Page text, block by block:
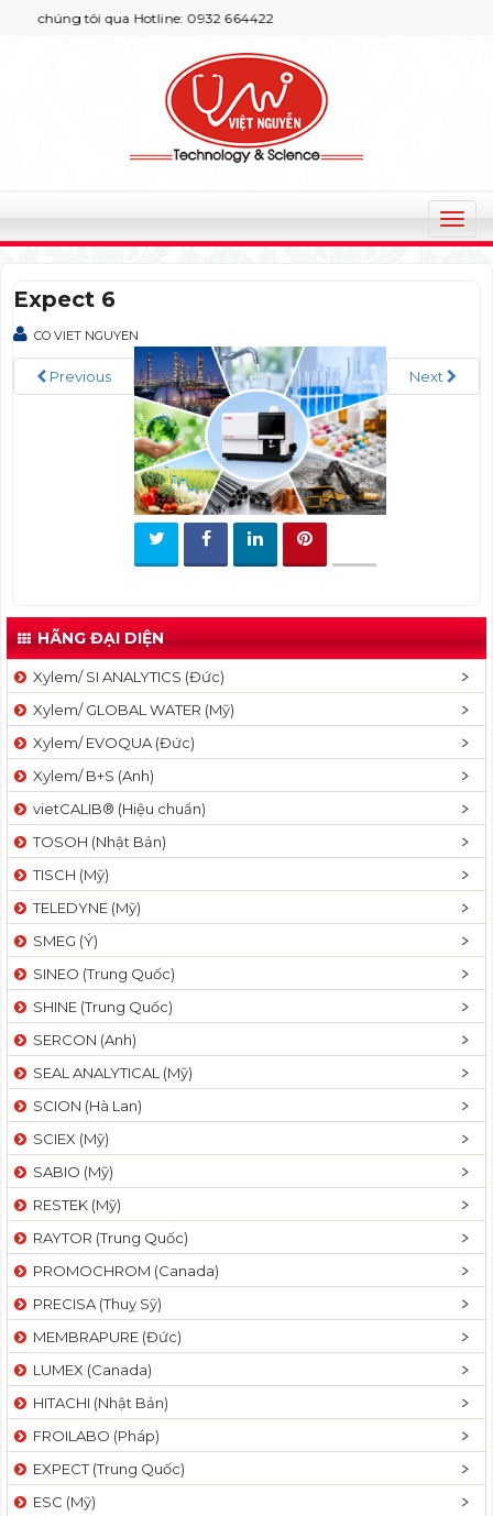
chúng tôi qua Hotline: 0932 664422
T
o
n
a
Expect 6
CO VIET NGUYEN
Previous Next
HÃNG ĐẠI DIỆN
Xylem/ SI ANALYTICS (Đức)
Xylem/ GLOBAL WATER (Mỹ)
Xylem/ EVOQUA (Đức)
Xylem/ B+S (Anh)
vietCALIB® (Hiệu chuẩn)
TOSOH (Nhật Bản)
TISCH (Mỹ)
TELEDYNE (Mỹ)
SMEG (Ý)
SINEO (Trung Quốc)
SHINE (Trung Quốc)
SERCON (Anh)
SEAL ANALYTICAL (Mỹ)
SCION (Hà Lan)
SCIEX (Mỹ)
SABIO (Mỹ)
RESTEK (Mỹ)
RAYTOR (Trung Quốc)
PROMOCHROM (Canada)
PRECISA (Thuỵ Sỹ)
MEMBRAPURE (Đức)
LUMEX (Canada)
HITACHI (Nhật Bản)
FROILABO (Pháp)
EXPECT (Trung Quốc)
ESC (Mỹ)